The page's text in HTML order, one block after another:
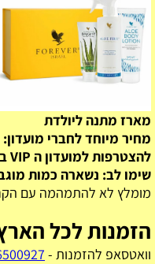
מארז מתנה ליולדת
מחיר מיוחד לחברי מועדון: 283 ₪ בלבד
להצטרפות למועדון ה VIP בחינם -
שימו לב: נשארה כמות
מומלץ לא להתמהמה עם
הזמנות לכל
וואטסאפ להזמנות -